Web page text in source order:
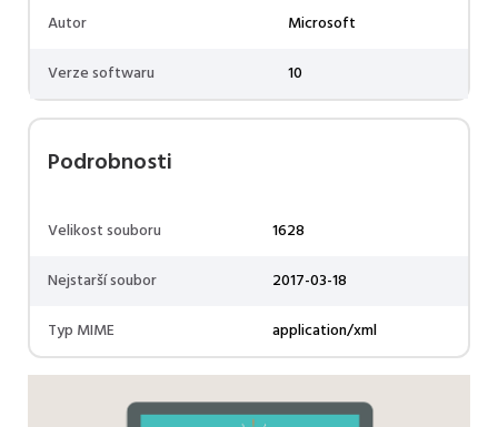
Autor
Microsoft
Verze softwaru
10
Podrobnosti
Velikost souboru
1628
Nejstarší soubor
2017-03-18
Typ MIME
application/xml